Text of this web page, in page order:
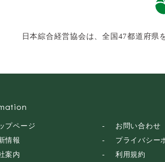
ント・モ
・色物
日本綜合経営協会は、全国47都道府県
プページ
情報
案内
お問い合わせ
プライバシー
利用規約